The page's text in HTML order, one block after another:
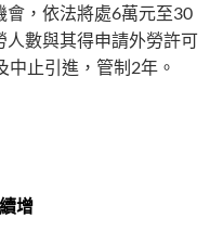
會，依法將處6萬元至30
人數與其得申請外勞許可
止引進，管制2年。
增